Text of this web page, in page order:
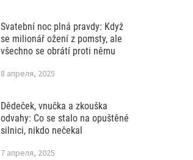
Svatební noc plná pravdy: Když
se milionář ožení z pomsty, ale
všechno se obrátí proti němu
8 апреля, 2025
Dědeček, vnučka a zkouška
odvahy: Co se stalo na opuštěné
silnici, nikdo nečekal
7 апреля, 2025